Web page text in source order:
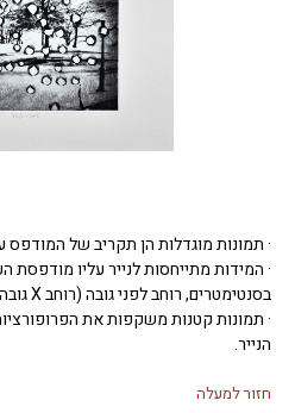
· תמונות מוגדלות הן תקריב של המודפס
· המידות מתייחסות לנייר עליו מודפסת
בסנטימטרים, רוחב לפני גובה (רוחב X גובה).
· תמונות קטנות משקפות את
הנייר.
חזור למעלה